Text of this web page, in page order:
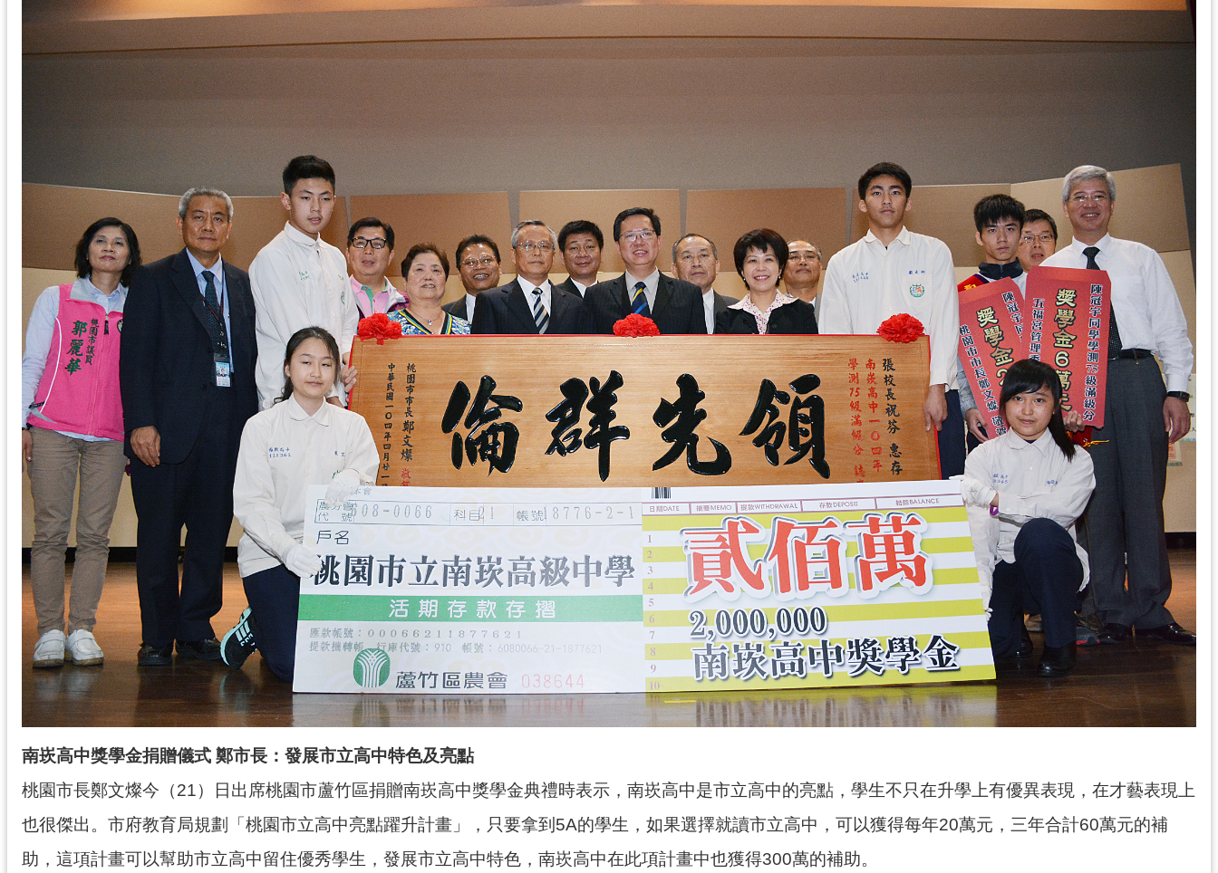
南崁高中獎學金捐贈儀式 鄭市長：發展市立高中特色及亮點
桃園市長鄭文燦今（21）日出席桃園市蘆竹區捐贈南崁高中獎學金典禮時表示，南崁高中是市立高中的亮點，學生不只在升學上有優異表現，在才藝表現上
也很傑出。市府教育局規劃「桃園市立高中亮點躍升計畫」，只要拿到5A的學生，如果選擇就讀市立高中，可以獲得每年20萬元，三年合計60萬元的補
助，這項計畫可以幫助市立高中留住優秀學生，發展市立高中特色，南崁高中在此項計畫中也獲得300萬的補助。